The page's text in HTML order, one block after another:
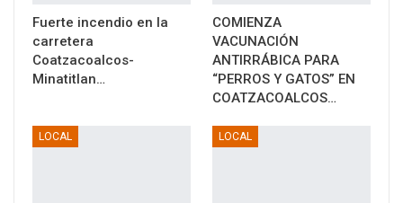
Fuerte incendio en la
carretera
Coatzacoalcos-
Minatitlan…
COMIENZA
VACUNACIÓN
ANTIRRÁBICA PARA
“PERROS Y GATOS” EN
COATZACOALCOS…
LOCAL LOCAL